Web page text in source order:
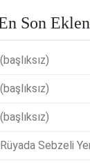
Son
(başlıksız)
(başlıksız)
(başlıksız)
Rüyada Sebzeli